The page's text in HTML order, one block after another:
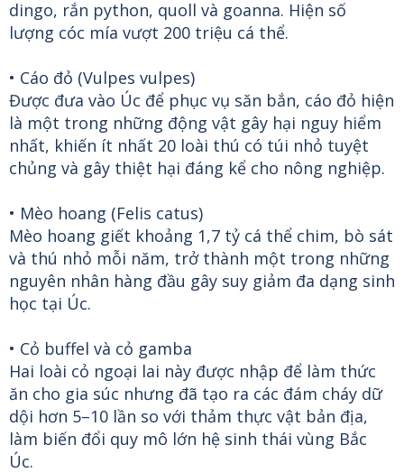
dingo, rắn python, quoll và goanna. Hiện số
lượng cóc mía vượt 200 triệu cá thể.
• Cáo đỏ (Vulpes vulpes)
Được đưa vào Úc để phục vụ săn bắn, cáo đỏ hiện
là một trong những động vật gây hại nguy hiểm
nhất, khiến ít nhất 20 loài thú có túi nhỏ tuyệt
chủng và gây thiệt hại đáng kể cho nông nghiệp.
• Mèo hoang (Felis catus)
Mèo hoang giết khoảng 1,7 tỷ cá thể chim, bò sát
và thú nhỏ mỗi năm, trở thành một trong những
nguyên nhân hàng đầu gây suy giảm đa dạng sinh
học tại Úc.
• Cỏ buffel và cỏ gamba
Hai loài cỏ ngoại lai này được nhập để làm thức
ăn cho gia súc nhưng đã tạo ra các đám cháy dữ
dội hơn 5–10 lần so với thảm thực vật bản địa,
làm biến đổi quy mô lớn hệ sinh thái vùng Bắc
Úc.